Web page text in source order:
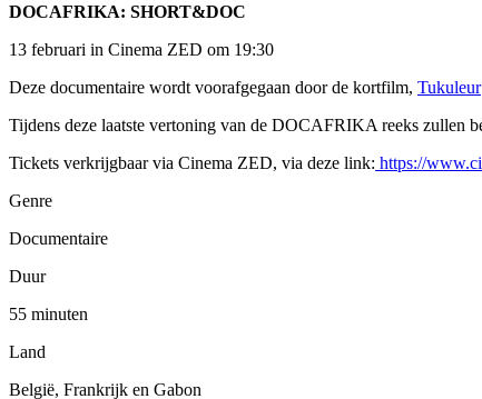
DOCAFRIKA: SHORT&DOC
13 februari in Cinema ZED om 19:30
Deze documentaire wordt voorafgegaan door de kortfilm, Tukuleur
Tijdens deze laatste vertoning van de DOCAFRIKA reeks zullen
Tickets verkrijgbaar via Cinema ZED, via deze link: https://
Genre
Documentaire
Duur
55 minuten
Land
België, Frankrijk en Gabon